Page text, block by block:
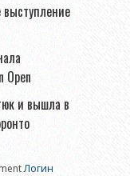
Open
и вышла в
Логин